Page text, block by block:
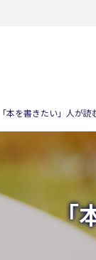
「本を書きたい」人が読
「